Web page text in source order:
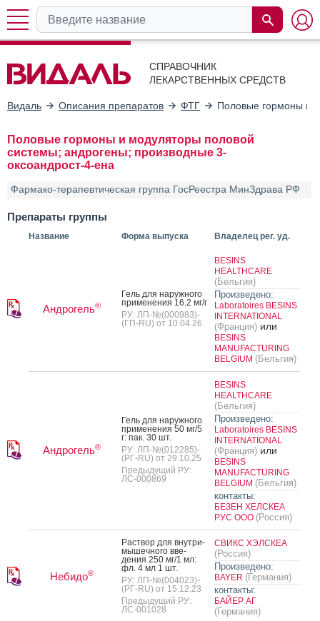
СПРАВОЧНИК
ЛЕКАРСТВЕННЫХ СРЕДСТВ
Видаль Описания препаратов ФТГ Половые гормоны и
Половые гормоны и модуляторы половой
системы; андрогены; производные 3-
оксоандрост-4-ена
Фармако-терапевтическая группа ГосРеестра МинЗдрава РФ
Препараты группы
Название Форма выпуска Владелец рег. уд.
Андрогель®
Гель для на­руж­но­го
при­мене­ния 16.2 мг/г
РУ: ЛП-№(000983)-
(ГП-RU) от 10.04.26
BESINS
HEALTHCARE
(Бельгия)
Произведено:
Laboratoires BESINS
INTERNATIONAL
(Франция) или
BESINS
MANUFACTURING
BELGIUM (Бельгия)
Андрогель®
Гель для на­руж­но­го
при­мене­ния 50 мг/5
г: пак. 30 шт.
РУ: ЛП-№(012285)-
(РГ-RU) от 29.10.25
Предыдущий РУ:
ЛС-000869
BESINS
HEALTHCARE
(Бельгия)
Произведено:
Laboratoires BESINS
INTERNATIONAL
(Франция) или
BESINS
MANUFACTURING
BELGIUM (Бельгия)
контакты:
БЕЗЕН ХЕЛСКЕА
РУС ООО (Россия)
Небидо®
Рас­твор для внут­ри­
мышеч­но­го вве­
дения 250 мг/1 мл:
фл. 4 мл 1 шт.
РУ: ЛП-№(004023)-
(РГ-RU) от 15.12.23
Предыдущий РУ:
ЛС-001028
СВИКС ХЭЛСКЕА
(Россия)
Произведено:
BAYER (Германия)
контакты:
БАЙЕР АГ
(Германия)